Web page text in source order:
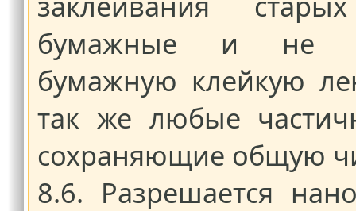
бумажные и не
бумажную клейкую
так же любые
сохраняющие общую
8.6. Разрешается